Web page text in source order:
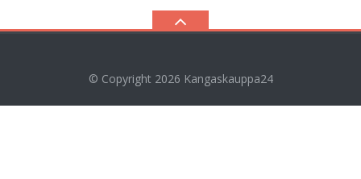
© Copyright 2026 Kangaskauppa24